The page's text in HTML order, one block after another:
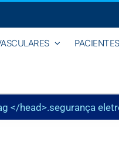
PACIENTES
</head>.segurança